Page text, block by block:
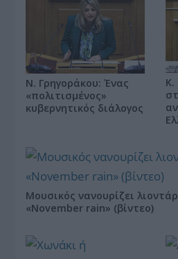
Ν. Γρηγοράκου: Ένας
«πολιτισμένος»
κυβερνητικός διάλογος
Κ.
Μουσικός νανουρίζει
«November rain» (βίντεο)